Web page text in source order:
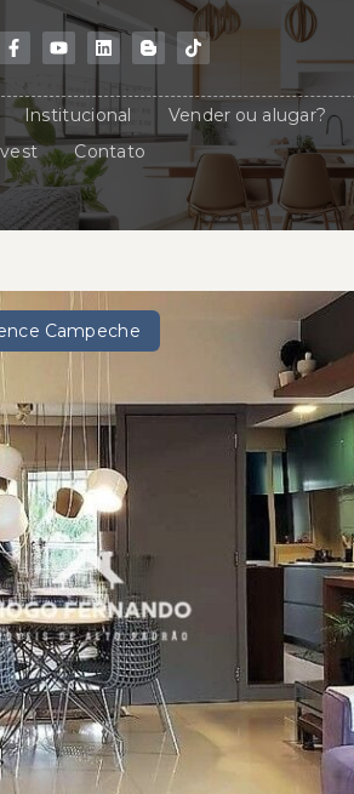
Institucional Vender ou alugar?
Contato
Campeche